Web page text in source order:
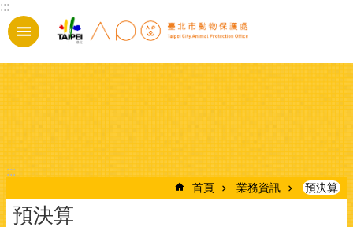
跳到主要內容區塊
:::
:::
首頁 業務資訊 預決算
預決算